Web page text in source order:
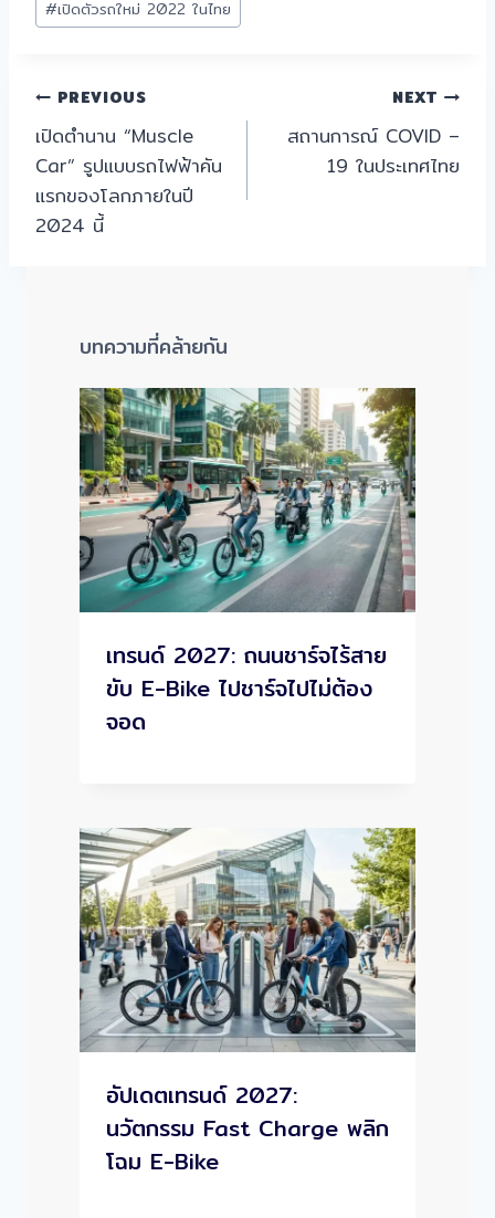
#เปิดตัวรถใหม่ 2022 ในไทย
PREVIOUS
เปิดตำนาน “Muscle
Car” รูปแบบรถไฟฟ้าคัน
แรกของโลกภายในปี
2024 นี้
NEXT
สถานการณ์ COVID –
19 ในประเทศไทย
บทความที่คล้ายกัน
เทรนด์ 2027: ถนนชาร์จไร้สาย
ขับ E-Bike ไปชาร์จไปไม่ต้อง
จอด
อัปเดตเทรนด์ 2027:
นวัตกรรม Fast Charge พลิก
โฉม E-Bike